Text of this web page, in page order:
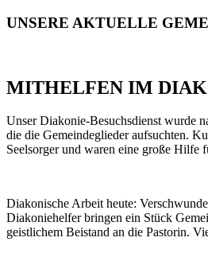
UNSERE AKTUELLE
MITHELFEN IM
Unser Diakonie-Besuchsdienst wurde
die die Gemeindeglieder aufsuchten.
Seelsorger und waren eine große Hilfe
Diakonische Arbeit heute:
Diakoniehelfer bringen ein Stück
geistlichem Beistand an die Pastorin.